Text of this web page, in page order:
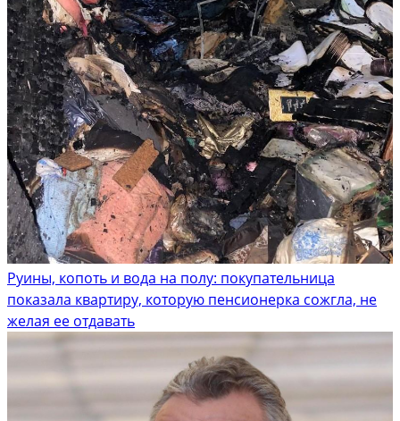
Руины, копоть и вода на полу: покупательница
показала квартиру, которую пенсионерка сожгла, не
желая ее отдавать